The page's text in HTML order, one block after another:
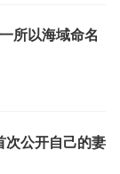
所以海域命名
次公开自己的妻